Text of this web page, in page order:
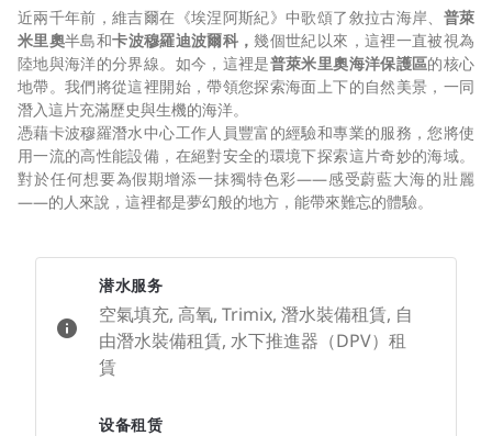
近兩千年前，維吉爾在《埃涅阿斯紀》中歌頌了敘拉古海岸、 普萊
米里奧半島和卡波穆羅迪波爾科， 幾個世紀以來，這裡一直被視為
陸地與海洋的分界線。如今，這裡是普萊米里奧海洋保護區的核心
地帶。我們將從這裡開始，帶領您探索海面上下的自然美景，一同
潛入這片充滿歷史與生機的海洋。
憑藉卡波穆羅潛水中心工作人員豐富的經驗和專業的服務，您將使
用一流的高性能設備，在絕對安全的環境下探索這片奇妙的海域。
對於任何想要為假期增添一抹獨特色彩——感受蔚藍大海的壯麗
——的人來說，這裡都是夢幻般的地方，能帶來難忘的體驗。
潜水服务
空氣填充, 高氧, Trimix, 潛水裝備租賃, 自
由潛水裝備租賃, 水下推進器（DPV）租
賃
设备租赁